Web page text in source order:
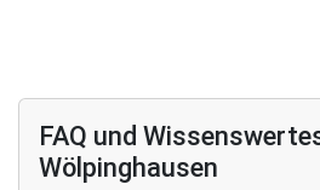
FAQ und
Wölpinghausen